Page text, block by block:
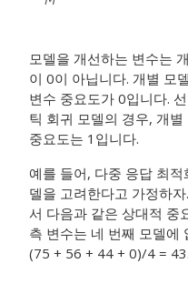
모델을 개선하는 변수는
이 0이 아닙니다. 개별 모
변수 중요도가 0입니다.
틱 회귀 모델의 경우, 개
중요도는 1입니다.
예를 들어, 다중 응답 최
델을 고려한다고 가정하
서 다음과 같은 상대적 중
측 변수는 네 번째 모델에
(75 + 56 + 44 + 0)/4 =